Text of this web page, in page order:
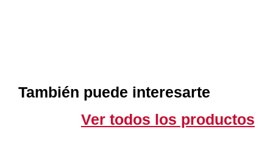
También puede interesarte
Ver todos los productos